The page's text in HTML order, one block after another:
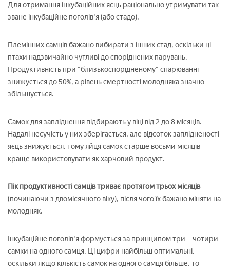
Для отримання інкубаційних яєць раціонально утримувати так
зване інкубаційне поголів'я (або стадо).
Племінних самців бажано вибирати з інших стад, оскільки ці
птахи надзвичайно чутливі до споріднених парувань.
Продуктивність при "близькоспорідненому" спарюванні
знижується до 50%, а рівень смертності молодняка значно
збільшується.
Самок для запліднення підбирають у віці від 2 до 8 місяців.
Надалі несучість у них зберігається, але відсоток заплідненості
яєць знижується, тому яйця самок старше восьми місяців
краще використовувати як харчовий продукт.
Пік продуктивності самців триває протягом трьох місяців
(починаючи з двомісячного віку), після чого їх бажано міняти на
молодняк.
Інкубаційне поголів'я формується за принципом три – чотири
самки на одного самця. Ці цифри найбільш оптимальні,
оскільки якщо кількість самок на одного самця більше, то